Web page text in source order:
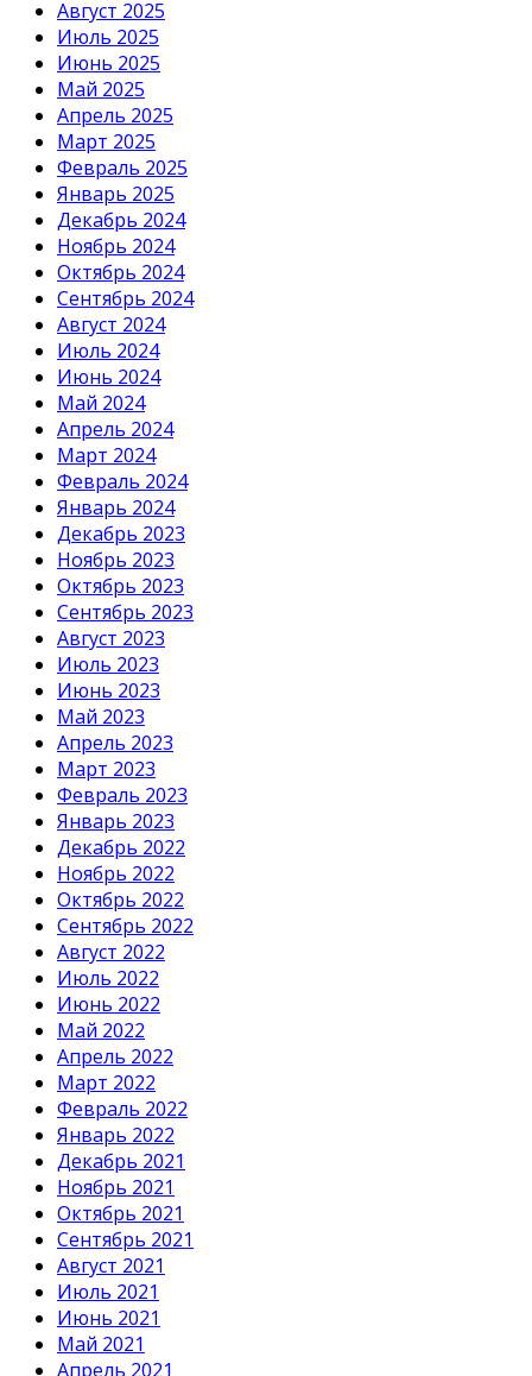
Август 2025
Июль 2025
Июнь 2025
Май 2025
Апрель 2025
Март 2025
Февраль 2025
Январь 2025
Декабрь 2024
Ноябрь 2024
Октябрь 2024
Сентябрь 2024
Август 2024
Июль 2024
Июнь 2024
Май 2024
Апрель 2024
Март 2024
Февраль 2024
Январь 2024
Декабрь 2023
Ноябрь 2023
Октябрь 2023
Сентябрь 2023
Август 2023
Июль 2023
Июнь 2023
Май 2023
Апрель 2023
Март 2023
Февраль 2023
Январь 2023
Декабрь 2022
Ноябрь 2022
Октябрь 2022
Сентябрь 2022
Август 2022
Июль 2022
Июнь 2022
Май 2022
Апрель 2022
Март 2022
Февраль 2022
Январь 2022
Декабрь 2021
Ноябрь 2021
Октябрь 2021
Сентябрь 2021
Август 2021
Июль 2021
Июнь 2021
Май 2021
Апрель 2021